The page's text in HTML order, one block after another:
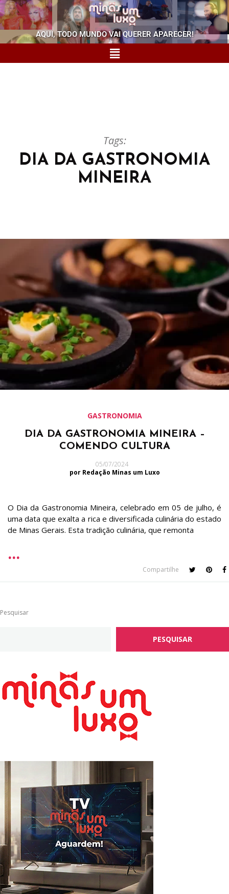
AQUI, TODO MUNDO VAI QUERER APARECER!
Tags:
DIA DA GASTRONOMIA
MINEIRA
GASTRONOMIA
DIA DA GASTRONOMIA MINEIRA –
COMENDO CULTURA
05/07/2024
por Redação Minas um Luxo
O Dia da Gastronomia Mineira, celebrado em 05 de julho, é
uma data que exalta a rica e diversificada culinária do estado
de Minas Gerais. Esta tradição culinária, que remonta
Compartilhe
Pesquisar
PESQUISAR